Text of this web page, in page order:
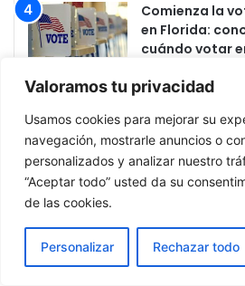
Valoramos tu privacidad
Usamos cookies para mejorar su
navegación, mostrarle anuncios o
personalizados y analizar nuestro
“Aceptar todo” usted da su
de las cookies.
Personalizar Rechazar todo
Comienza la
en Florida:
cuándo votar
Hace 1 día
Identifican a la
sin vida frente
policía pide
el caso